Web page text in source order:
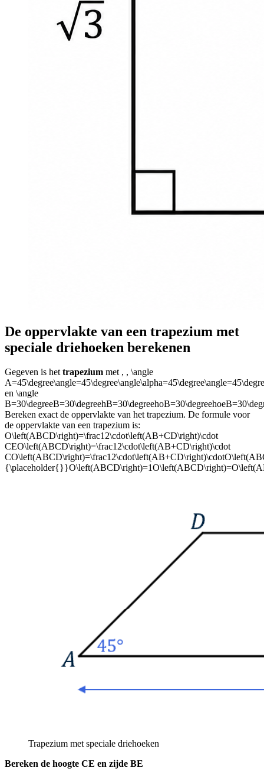
De oppervlakte van een trapezium met
speciale driehoeken berekenen
Gegeven is hettrapezium met , , \angle
en \angle
Bereken exact de oppervlakte van het trapezium. De formule voor
de oppervlakte van een trapezium is:
O\left(ABCD\right)=\frac12\cdot\left(AB+CD\right)\cdot
CEO\left(ABCD\right)=\frac12\cdot\left(AB+CD\right)\cdot
Trapezium met speciale driehoeken
Bereken de hoogte CE en zijde BE